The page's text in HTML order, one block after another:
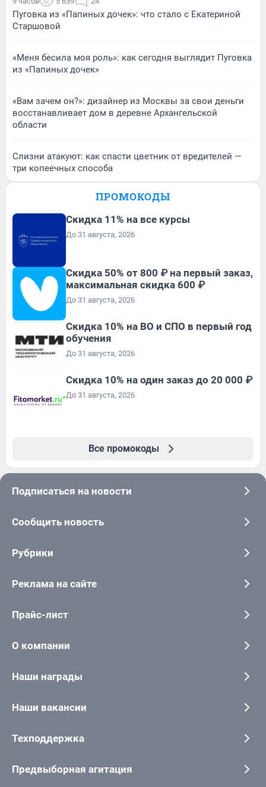
Пуговка из «Папиных дочек»: что стало с Екатериной
Старшовой
«Меня бесила моя роль»: как сегодня выглядит Пуговка
из «Папиных дочек»
«Вам зачем он?»: дизайнер из Москвы за свои деньги
восстанавливает дом в деревне Архангельской
области
Слизни атакуют: как спасти цветник от вредителей —
три копеечных способа
ПРОМОКОДЫ
Скидка 11% на все курсы
До 31 августа, 2026
Скидка 50% от 800 ₽ на первый заказ,
максимальная скидка 600 ₽
До 31 августа, 2026
Скидка 10% на ВО и СПО в первый год
обучения
До 31 августа, 2026
Скидка 10% на один заказ до 20 000 ₽
До 31 августа, 2026
Все промокоды
Подписаться на новости
Сообщить новость
Рубрики
Реклама на сайте
Прайс-лист
О компании
Наши награды
Наши вакансии
Техподдержка
Предвыборная агитация